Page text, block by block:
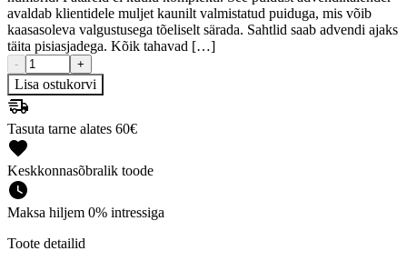
avaldab klientidele muljet kaunilt valmistatud puiduga, mis võib
kaasasoleva valgustusega tõeliselt särada. Sahtlid saab advendi ajaks
täita pisiasjadega. Kõik tahavad […]
- +
Lisa ostukorvi
Tasuta tarne alates 60€
Keskkonnasõbralik toode
Maksa hiljem 0% intressiga
Toote detailid